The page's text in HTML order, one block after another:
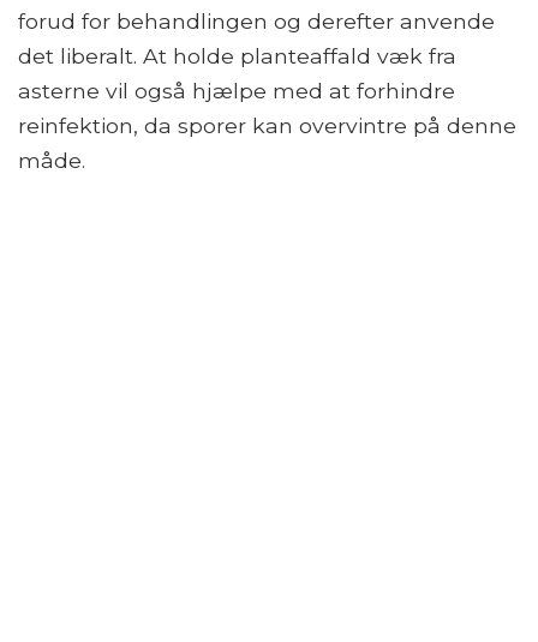
forud for behandlingen og derefter anvende
det liberalt. At holde planteaffald væk fra
asterne vil også hjælpe med at forhindre
reinfektion, da sporer kan overvintre på denne
måde.